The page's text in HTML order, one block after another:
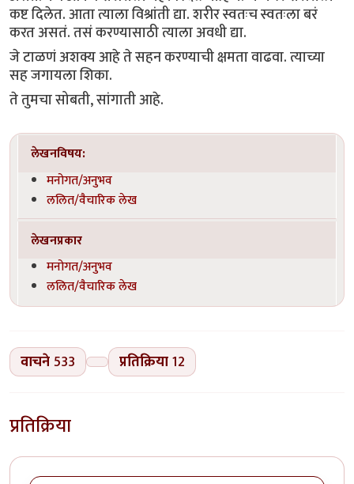
कष्ट दिलेत. आता त्याला विश्रांती द्या. शरीर स्वतःच स्वतःला बरं
करत असतं. तसं करण्यासाठी त्याला अवधी द्या.
जे टाळणं अशक्य आहे ते सहन करण्याची क्षमता वाढवा. त्याच्या
सह जगायला शिका.
ते तुमचा सोबती, सांगाती आहे.
लेखनविषय:
मनोगत/अनुभव
ललित/वैचारिक लेख
लेखनप्रकार
मनोगत/अनुभव
ललित/वैचारिक लेख
वाचने533 प्रतिक्रिया12
प्रतिक्रिया